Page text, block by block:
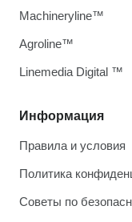
Информация
Правила и условия
Политика
Советы по
Machineryline™
Agroline™
Linemedia Digital ™